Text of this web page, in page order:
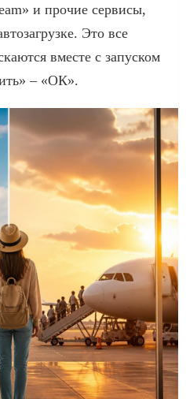
и прочие сервисы,
Это все
вместе с запуском
– «ОК».